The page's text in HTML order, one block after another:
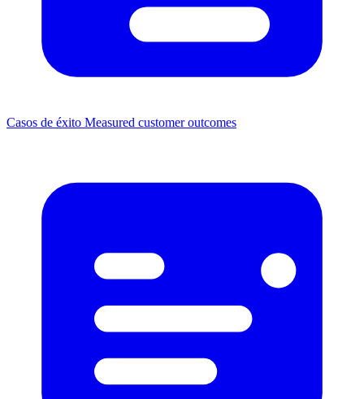
Casos de éxito Measured customer outcomes